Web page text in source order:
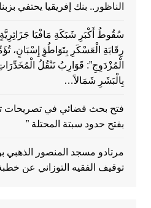
الناظور.. بنك إفريقيا يحتفي
سُقُوطُ أَكْبَرِ شَبَكَةِ مَافْيَا
رِقَابَةِ الْعَسْكَرِ بِتَوَاطُؤِ إِسْبَانٍ،
الْمُزْدَوِجِ”: قَوَارِبُ تَنْقُلُ
بِالْبَشَرِ شَمَالاً…
فتح بحث قضائي في تصريحات
بفتح حدود سبتة المحتلة ”
مرتادو مسجد المنصور
توقيف الفقيه التوزاني عن